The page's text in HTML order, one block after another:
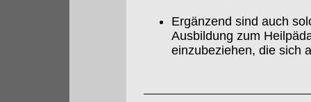
Ergänzend sind auch
Ausbildung zum
einzubeziehen, die sich